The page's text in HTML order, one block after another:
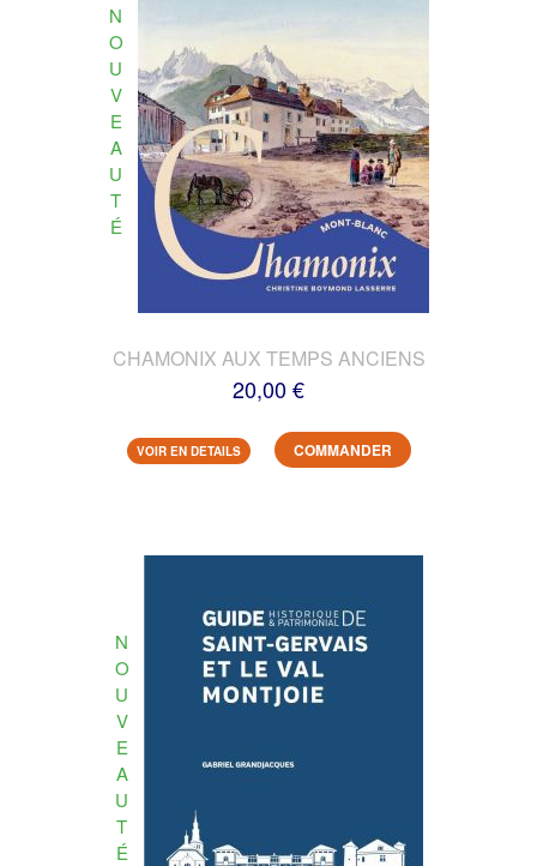
N
O
U
V
E
A
U
T
É
CHAMONIX AUX TEMPS ANCIENS
20,00 €
VOIR EN DETAILS COMMANDER
N
O
U
V
E
A
U
T
É